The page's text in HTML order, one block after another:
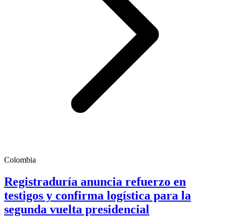
Colombia
Registraduría anuncia refuerzo en
testigos y confirma logística para la
segunda vuelta presidencial